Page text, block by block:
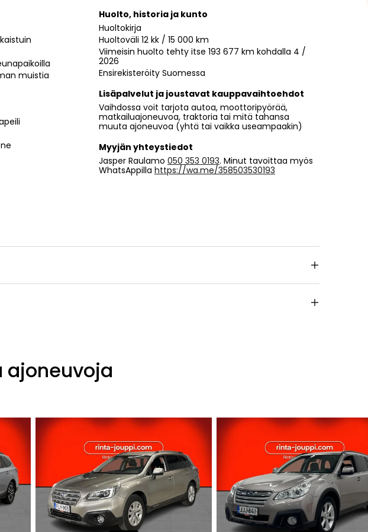
muistia
Huolto, historia ja kunto
Huoltokirja
Huoltoväli 12 kk / 15 000 km
Viimeisin huolto tehty itse 193 677 km kohdalla 4 /
2026
Ensirekisteröity Suomessa
Lisäpalvelut ja joustavat kauppavaihtoehdot
Vaihdossa voit tarjota autoa, moottoripyörää,
matkailuajoneuvoa, traktoria tai mitä tahansa
muuta ajoneuvoa (yhtä tai vaikka useampaakin)
Myyjän yhteystiedot
Jasper Raulamo 050 353 0193. Minut tavoittaa myös
WhatsAppilla https://wa.me/358503530193
ajoneuvoja